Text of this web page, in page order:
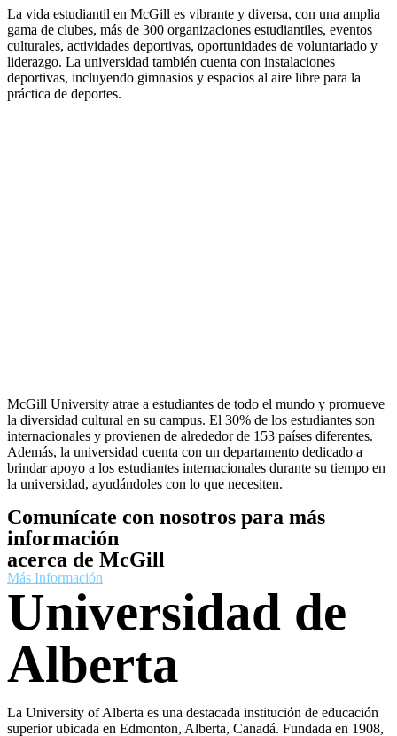
La vida estudiantil en McGill es vibrante y diversa, con una amplia
gama de clubes, más de 300 organizaciones estudiantiles, eventos
culturales, actividades deportivas, oportunidades de voluntariado y
liderazgo. La universidad también cuenta con instalaciones
deportivas, incluyendo gimnasios y espacios al aire libre para la
práctica de deportes.
McGill University atrae a estudiantes de todo el mundo y promueve
la diversidad cultural en su campus. El 30% de los estudiantes son
internacionales y provienen de alrededor de 153 países diferentes.
Además, la universidad cuenta con un departamento dedicado a
brindar apoyo a los estudiantes internacionales durante su tiempo en
la universidad, ayudándoles con lo que necesiten.
Comunícate con nosotros para más
información
acerca de McGill
Más Información
Universidad de
Alberta
La University of Alberta es una destacada institución de educación
superior ubicada en Edmonton, Alberta, Canadá. Fundada en 1908,